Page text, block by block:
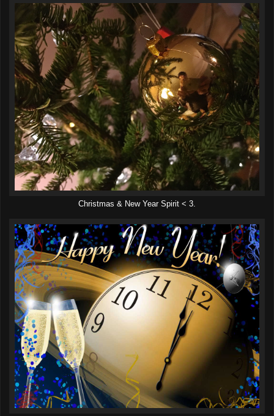
Christmas & New Year Spirit < 3.